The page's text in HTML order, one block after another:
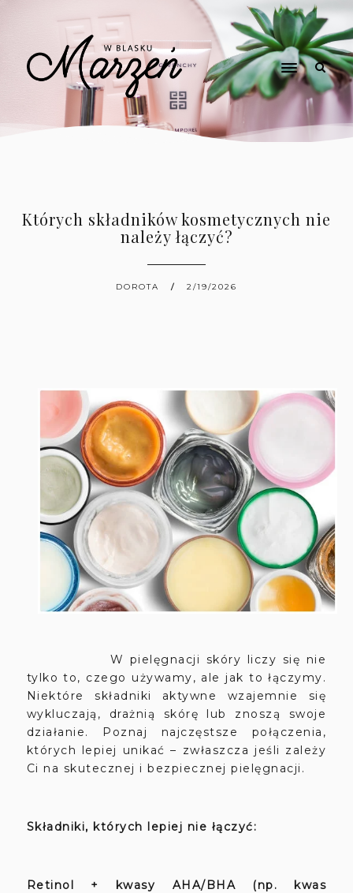
Których składników kosmetycznych nie
należy łączyć?
DOROTA 2/19/2026
W pielęgnacji skóry liczy się nie
tylko to, czego używamy, ale jak to łączymy.
Niektóre składniki aktywne wzajemnie się
wykluczają, drażnią skórę lub znoszą swoje
działanie. Poznaj najczęstsze połączenia,
których lepiej unikać – zwłaszcza jeśli zależy
Ci na skutecznej i bezpiecznej pielęgnacji.
Składniki, których lepiej nie łączyć:
Retinol + kwasy AHA/BHA (np. kwas